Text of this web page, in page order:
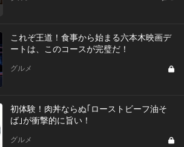
これぞ王道！食事から始まる六本木映画デ
ートは、このコースが完璧だ！
グルメ
初体験！肉丼ならぬ｢ローストビーフ油そ
ば｣が衝撃的に旨い！
グルメ